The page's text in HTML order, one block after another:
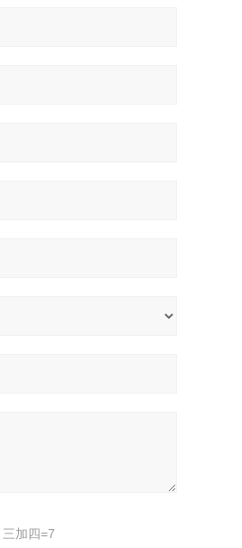
加四=7